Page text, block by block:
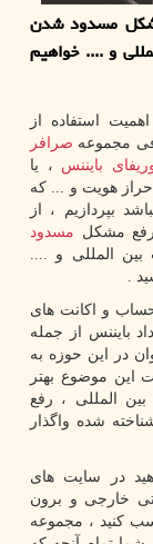
مسدود شدن
و .... خواهیم
استفاده از
مجموعه صرافر
بایننس ، یا
هویت و ... که
میباشد بپردازیم ، از
مشکل مسدود
بین المللی و ....
.
و اکانت های
بایننس از جمله
در این حوزه به
این موضوع بهتر
المللی ، رفع
شده واگذار
در سایت های
خارجی و برون
کنید ، مجموعه